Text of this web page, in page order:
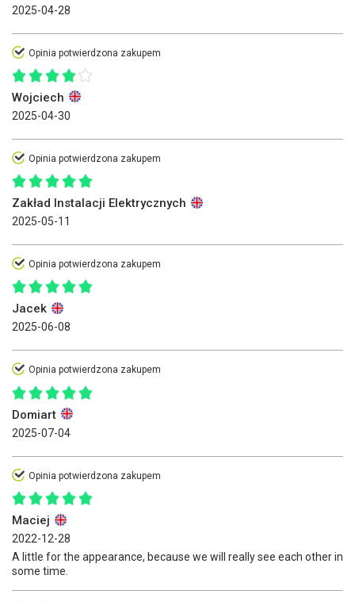
2025-04-28
Opinia potwierdzona zakupem
Wojciech
2025-04-30
Opinia potwierdzona zakupem
Zakład Instalacji Elektrycznych
2025-05-11
Opinia potwierdzona zakupem
Jacek
2025-06-08
Opinia potwierdzona zakupem
Domiart
2025-07-04
Opinia potwierdzona zakupem
Maciej
2022-12-28
A little for the appearance, because we will really see each other in
some time.